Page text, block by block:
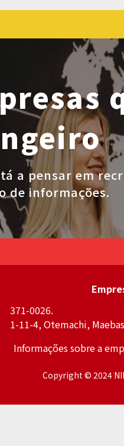
a pensar em
de informações.
371-0026.
1-11-4, Otemachi,
Informações sobre a
Copyright © 2024